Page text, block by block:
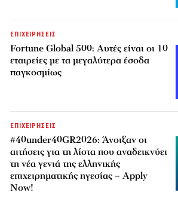
ΕΠΙΧΕΙΡΗΣΕΙΣ
Fortune Global 500: Αυτές είναι οι 10
εταιρείες με τα μεγαλύτερα έσοδα
παγκοσμίως
ΕΠΙΧΕΙΡΗΣΕΙΣ
#40under40GR2026: Άνοιξαν οι
αιτήσεις για τη λίστα που αναδεικνύει
τη νέα γενιά της ελληνικής
επιχειρηματικής ηγεσίας – Apply
Now!